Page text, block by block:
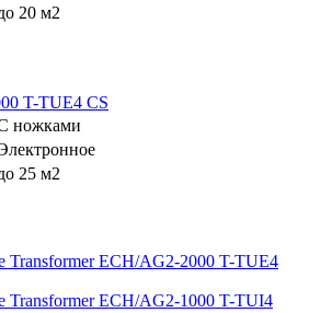
20 м2
T-TUE4 CS
ножками
25 м2
Transformer ECH/AG2-2000 T-TUE4
Transformer ECH/AG2-1000 T-TUI4